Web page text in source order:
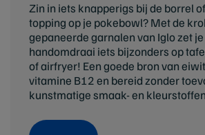
Zin in iets knapperigs bij de borrel
topping op je pokebowl? Met de
gepaneerde garnalen van Iglo zet
handomdraai iets bijzonders op
of airfryer! Een goede bron van
vitamine B12 en bereid zonder
kunstmatige smaak- en